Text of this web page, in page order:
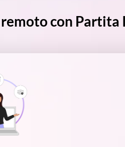
remoto con Partita